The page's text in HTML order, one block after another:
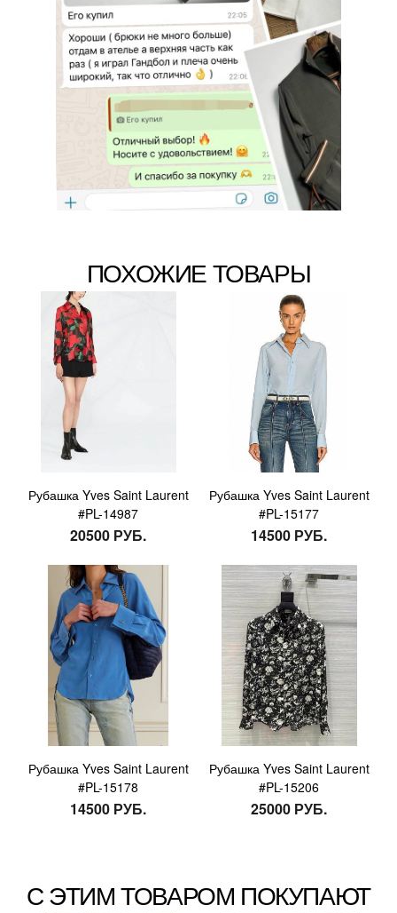
ПОХОЖИЕ ТОВАРЫ
Рубашка Yves Saint Laurent
#PL-14987
20500 РУБ.
Рубашка Yves Saint Laurent
#PL-15177
14500 РУБ.
Рубашка Yves Saint Laurent
#PL-15178
14500 РУБ.
Рубашка Yves Saint Laurent
#PL-15206
25000 РУБ.
С ЭТИМ ТОВАРОМ ПОКУПАЮТ